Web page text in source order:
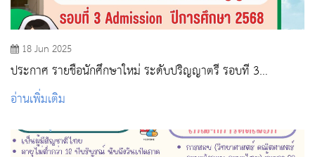
18 Jun 2025
ประกาศ รายชื่อนักศึกษาใหม่ ระดับปริญญาตรี รอบที่ 3
Admission ปีการศึกษา 2568
อ่านเพิ่มเติม